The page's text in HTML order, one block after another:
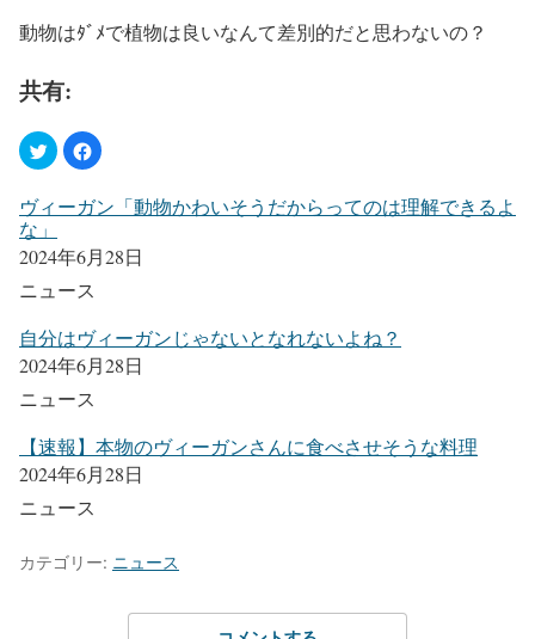
動物はﾀﾞﾒで植物は良いなんて差別的だと思わないの？
共有:
ヴィーガン「動物かわいそうだからってのは理解できるよ
な」
2024年6月28日
ニュース
自分はヴィーガンじゃないとなれないよね？
2024年6月28日
ニュース
【速報】本物のヴィーガンさんに食べさせそうな料理
2024年6月28日
ニュース
カテゴリー: ニュース